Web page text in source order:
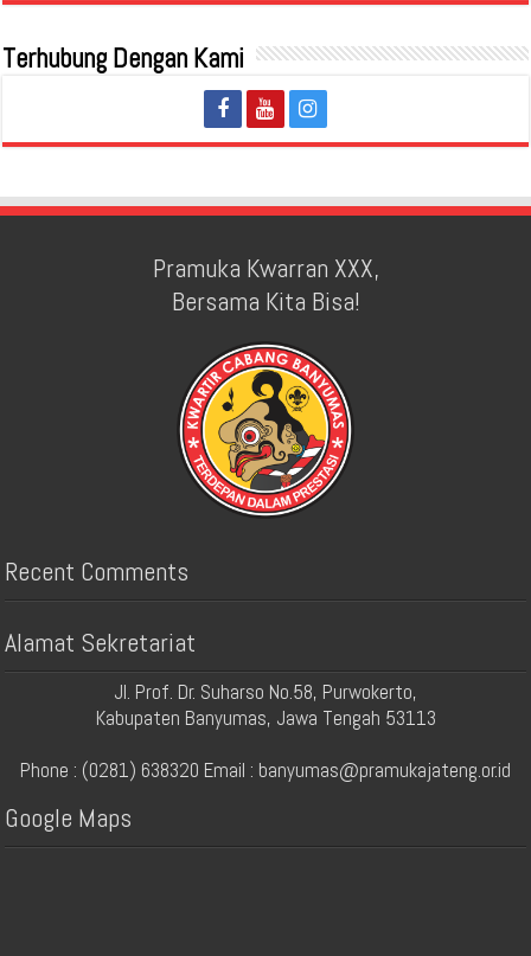
Terhubung Dengan Kami
Pramuka Kwarran XXX,
Bersama Kita Bisa!
Recent Comments
Alamat Sekretariat
Jl. Prof. Dr. Suharso No.58, Purwokerto,
Kabupaten Banyumas, Jawa Tengah 53113
Phone : (0281) 638320 Email : banyumas@pramukajateng.or.id
Google Maps